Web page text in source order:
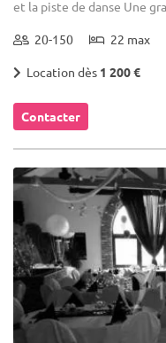
et la piste de danse Une
20-150 22 max
Location dès 1 200 €
Contacter